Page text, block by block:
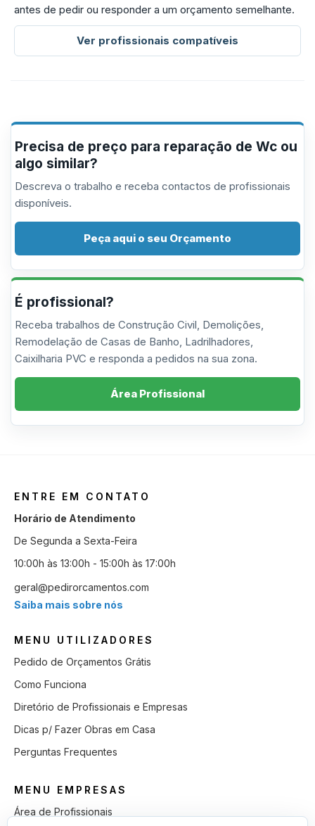
antes de pedir ou responder a um orçamento semelhante.
Ver profissionais compatíveis
Precisa de preço para reparação de Wc ou
algo similar?
Descreva o trabalho e receba contactos de profissionais
disponíveis.
Peça aqui o seu Orçamento
É profissional?
Receba trabalhos de Construção Civil, Demolições,
Remodelação de Casas de Banho, Ladrilhadores,
Caixilharia PVC e responda a pedidos na sua zona.
Área Profissional
ENTRE EM CONTATO
Horário de Atendimento
De Segunda a Sexta-Feira
10:00h às 13:00h - 15:00h às 17:00h
geral@pedirorcamentos.com
Saiba mais sobre nós
MENU UTILIZADORES
Pedido de Orçamentos Grátis
Como Funciona
Diretório de Profissionais e Empresas
Dicas p/ Fazer Obras em Casa
Perguntas Frequentes
MENU EMPRESAS
Área de Profissionais